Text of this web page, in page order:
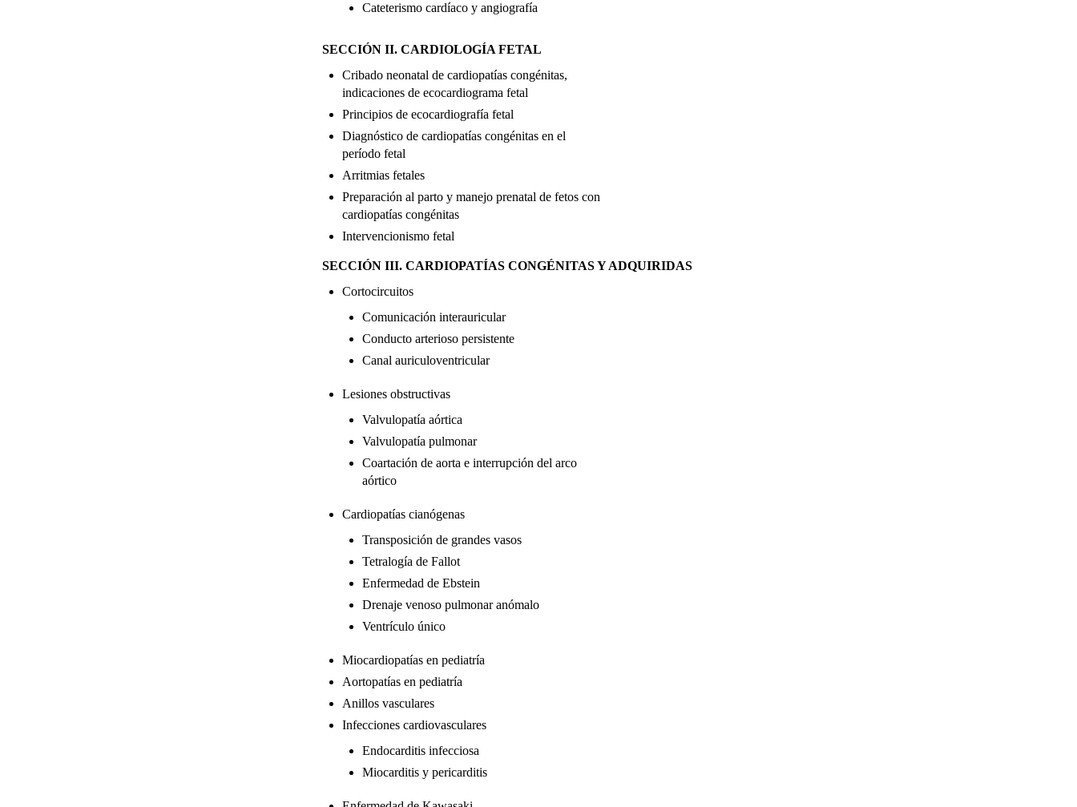
Cateterismo cardíaco y angiografía
SECCIÓN II. CARDIOLOGÍA FETAL
Cribado neonatal de cardiopatías congénitas,
indicaciones de ecocardiograma fetal
Principios de ecocardiografía fetal
Diagnóstico de cardiopatías congénitas en el
período fetal
Arritmias fetales
Preparación al parto y manejo prenatal de fetos con
cardiopatías congénitas
Intervencionismo fetal
SECCIÓN III. CARDIOPATÍAS CONGÉNITAS Y ADQUIRIDAS
Cortocircuitos
Comunicación interauricular
Conducto arterioso persistente
Canal auriculoventricular
Lesiones obstructivas
Valvulopatía aórtica
Valvulopatía pulmonar
Coartación de aorta e interrupción del arco
aórtico
Cardiopatías cianógenas
Transposición de grandes vasos
Tetralogía de Fallot
Enfermedad de Ebstein
Drenaje venoso pulmonar anómalo
Ventrículo único
Miocardiopatías en pediatría
Aortopatías en pediatría
Anillos vasculares
Infecciones cardiovasculares
Endocarditis infecciosa
Miocarditis y pericarditis